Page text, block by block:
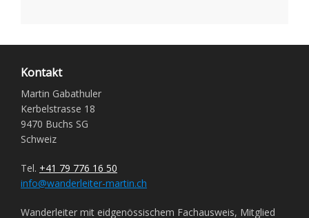
Kontakt
Martin Gabathuler
Kerbelstrasse 18
9470 Buchs SG
Schweiz
Tel. +41 79 776 16 50
info@wanderleiter-martin.ch
Wanderleiter mit eidgenössischem Fachausweis, Mitglied